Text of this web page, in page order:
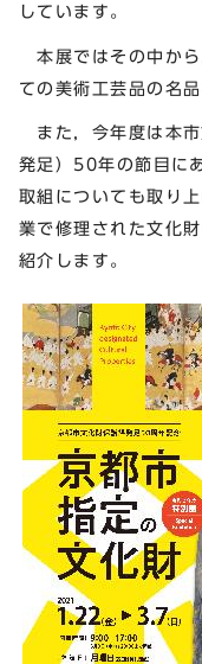
しています。
本展ではその中から
ての美術工芸品の名
また，今年度は本市
発足）50年の節目に
取組についても取り
業で修理された文化
紹介します。